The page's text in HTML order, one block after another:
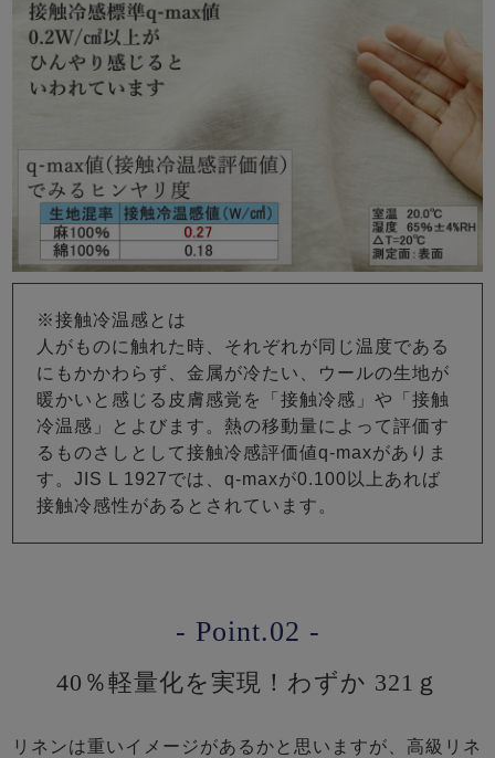
※接触冷温感とは
人がものに触れた時、それぞれが同じ温度である
にもかかわらず、金属が冷たい、ウールの生地が
暖かいと感じる皮膚感覚を「接触冷感」や「接触
冷温感」とよびます。熱の移動量によって評価す
るものさしとして接触冷感評価値q-maxがありま
す。JIS L 1927では、q-maxが0.100以上あれば
接触冷感性があるとされています。
- Point.02 -
40％軽量化を実現！わずか 321ｇ
リネンは重いイメージがあるかと思いますが、高級リネ